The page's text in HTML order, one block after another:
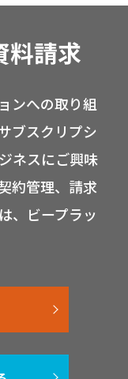
料請求
ンへの取り組
ブスクリプシ
ネスにご興味
約管理、請求
、ビープラッ